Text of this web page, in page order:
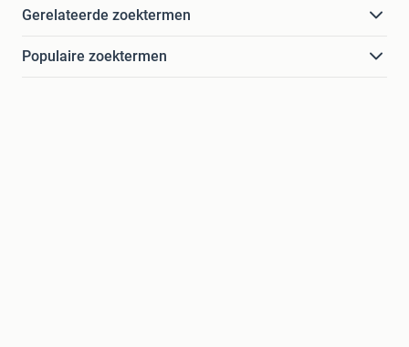
Gerelateerde zoektermen
Populaire zoektermen